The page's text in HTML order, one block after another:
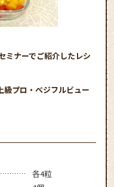
ミナーでご紹介したレシ
級プロ・べジフルビュー
各4粒